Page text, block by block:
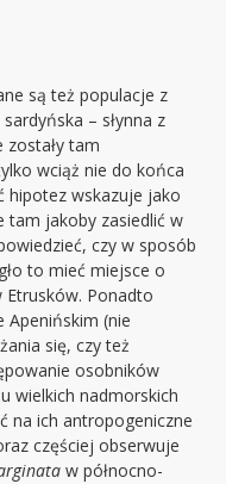
są też populacje z
– słynna z
zostały tam
wciąż nie do końca
hipotez wskazuje jako
tam jakoby zasiedlić w
czy w sposób
to mieć miejsce o
Etrusków. Ponadto
Apenińskim (nie
się, czy też
osobników
wielkich nadmorskich
na ich antropogeniczne
częściej obserwuje
w północno-